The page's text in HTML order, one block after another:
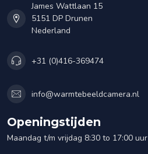
James Wattlaan 15
5151 DP Drunen
Nederland
+31 (0)416-369474
info@warmtebeeldcamera.nl
Openingstijden
Maandag t/m vrijdag 8:30 to 17:00 uur